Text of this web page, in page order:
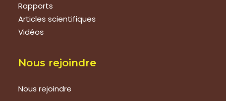
Rapports
Articles scientifiques
Vidéos
Nous rejoindre
Nous rejoindre